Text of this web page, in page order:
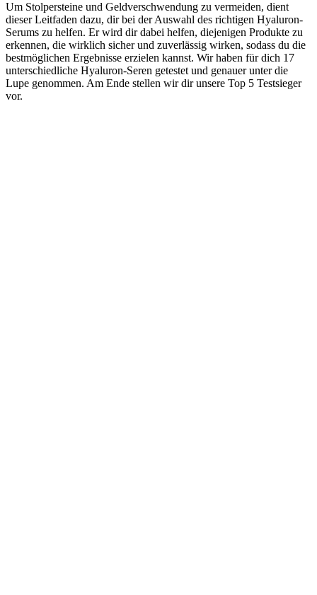
Um Stolpersteine und Geldverschwendung zu vermeiden, dient
dieser Leitfaden dazu, dir bei der Auswahl des richtigen Hyaluron-
Serums zu helfen. Er wird dir dabei helfen, diejenigen Produkte zu
erkennen, die wirklich sicher und zuverlässig wirken, sodass du die
bestmöglichen Ergebnisse erzielen kannst. Wir haben für dich 17
unterschiedliche Hyaluron-Seren getestet und genauer unter die
Lupe genommen. Am Ende stellen wir dir unsere Top 5 Testsieger
vor.